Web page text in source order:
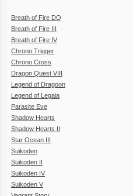
Breath of Fire DQ
Breath of Fire III
Breath of Fire IV
Chrono Trigger
Chrono Cross
Dragon Quest VIII
Legend of Dragoon
Legend of Legaia
Parasite Eve
Shadow Hearts
Shadow Hearts II
Star Ocean III
Suikoden
Suikoden II
Suikoden IV
Suikoden V